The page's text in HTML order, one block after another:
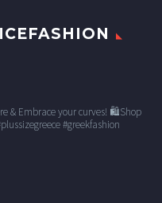
& Embrace your curves! 🛍Shop
#greekfashion